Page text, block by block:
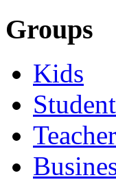
Groups
Kids